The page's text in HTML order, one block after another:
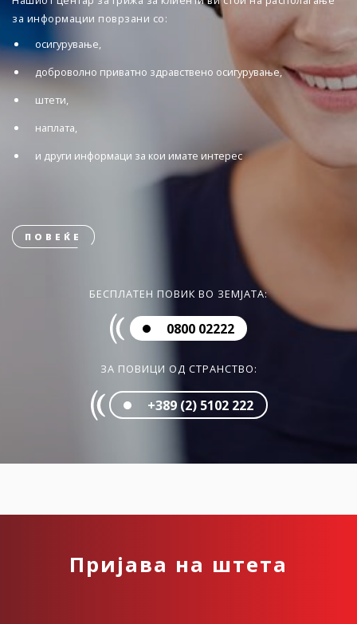
за информации поврзани со:
осигурување,
доброволно приватно здравствено осигурување,
штети,
наплата,
и други информаци за кои имате интерес
ПОВЕЌЕ
БЕСПЛАТЕН ПОВИК ВО ЗЕМЈАТА:
0800 02222
ЗА ПОВИЦИ ОД СТРАНСТВО:
+389 (2) 5102 222
Пријава на штета